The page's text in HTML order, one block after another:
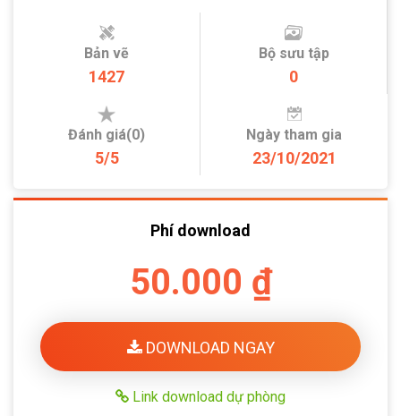
Bản vẽ
1427
Bộ sưu tập
0
Đánh giá(0)
5/5
Ngày tham gia
23/10/2021
Phí download
50.000 ₫
DOWNLOAD NGAY
Link download dự phòng